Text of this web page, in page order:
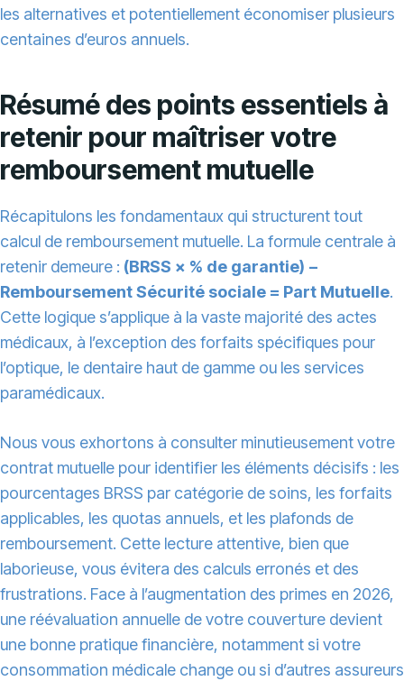
les alternatives et potentiellement économiser plusieurs
centaines d’euros annuels.
Résumé des points essentiels à
retenir pour maîtriser votre
remboursement mutuelle
Récapitulons les fondamentaux qui structurent tout
calcul de remboursement mutuelle. La formule centrale à
retenir demeure : (BRSS × % de garantie) −
Remboursement Sécurité sociale = Part Mutuelle.
Cette logique s’applique à la vaste majorité des actes
médicaux, à l’exception des forfaits spécifiques pour
l’optique, le dentaire haut de gamme ou les services
paramédicaux.
Nous vous exhortons à consulter minutieusement votre
contrat mutuelle pour identifier les éléments décisifs : les
pourcentages BRSS par catégorie de soins, les forfaits
applicables, les quotas annuels, et les plafonds de
remboursement. Cette lecture attentive, bien que
laborieuse, vous évitera des calculs erronés et des
frustrations. Face à l’augmentation des primes en 2026,
une réévaluation annuelle de votre couverture devient
une bonne pratique financière, notamment si votre
consommation médicale change ou si d’autres assureurs